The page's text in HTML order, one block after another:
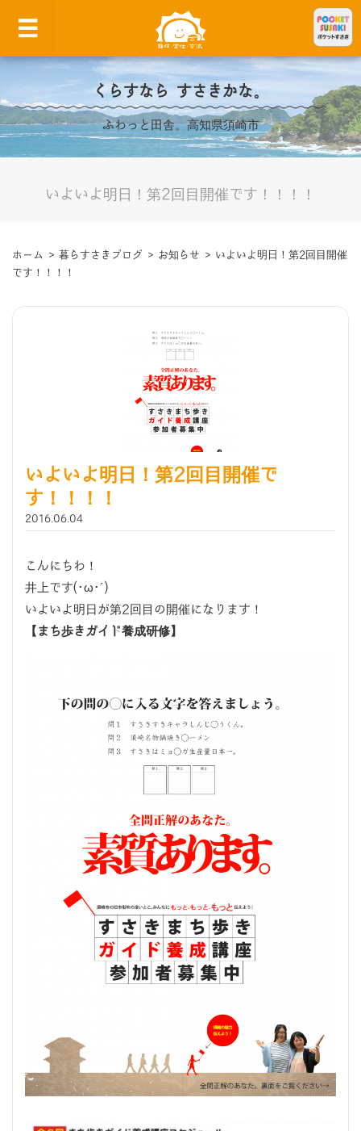
くらすなら すさきかな。
ふわっと田舎。高知県須崎市
いよいよ明日！第2回目開催です！！！！
ホーム > 暮らすさきブログ > お知らせ > いよいよ明日！第2回目開催
です！！！！
いよいよ明日！第2回目開催で
す！！！！
2016.06.04
こんにちわ！
井上です(･ω･´)
いよいよ明日が第2回目の開催になります！
【まち歩きガイド養成研修】